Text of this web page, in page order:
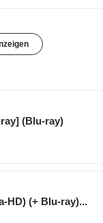
(Blu-ray)
HD) (+ Blu-ray)...